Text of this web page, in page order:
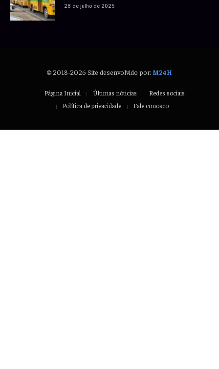
28 de julho de 2025
© 2018-2026 Site desenvolvido por: M24H
Página Inicial Últimas nóticias
Redes sociais
Política de privacidade
Fale conosco